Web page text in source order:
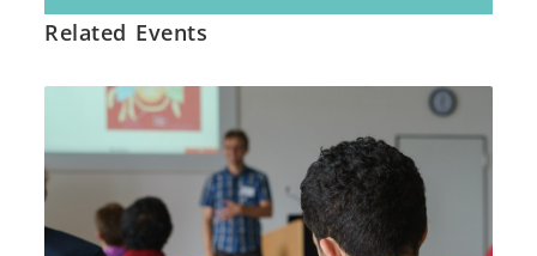
Related Events